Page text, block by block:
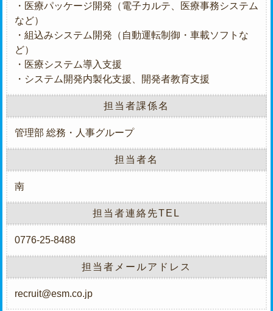
・医療パッケージ開発（電子カルテ、医療事務システム
など）
・組込みシステム開発（自動運転制御・車載ソフトな
ど）
・医療システム導入支援
・システム開発内製化支援、開発者教育支援
担当者課係名
管理部 総務・人事グループ
担当者名
南
担当者連絡先TEL
0776-25-8488
担当者メールアドレス
recruit@esm.co.jp